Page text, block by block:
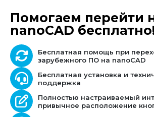
Помогаем перейти
nanoCAD
Бесплатная помощь при
зарубежного ПО на nanoCAD
Бесплатная установка и
поддержка
Полностью настраиваемый
привычное расположение